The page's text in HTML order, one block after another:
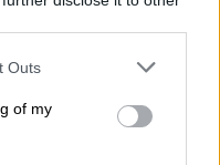
one or more Google
You may click to
its third-party tags to
in below Google
Outs
of my
Μπενιαμίν
χθες Τρίτη το
σε εφαρμογή